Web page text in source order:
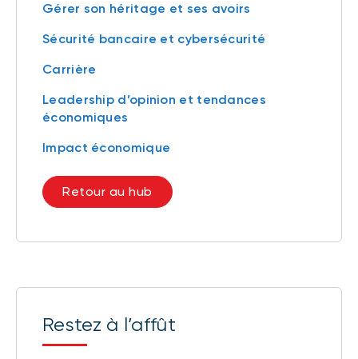
Gérer son héritage et ses avoirs
Sécurité bancaire et cybersécurité
Carrière
Leadership d’opinion et tendances
économiques
Impact économique
Retour au hub
Restez à l’affût